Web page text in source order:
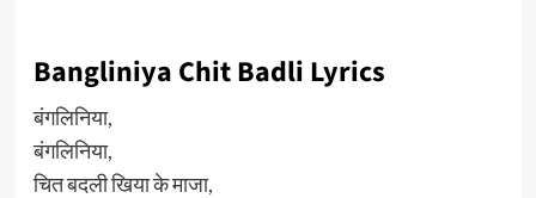
Bangliniya Chit Badli Lyrics
बंगलिनिया,
बंगलिनिया,
चित बदली खिया के माजा,